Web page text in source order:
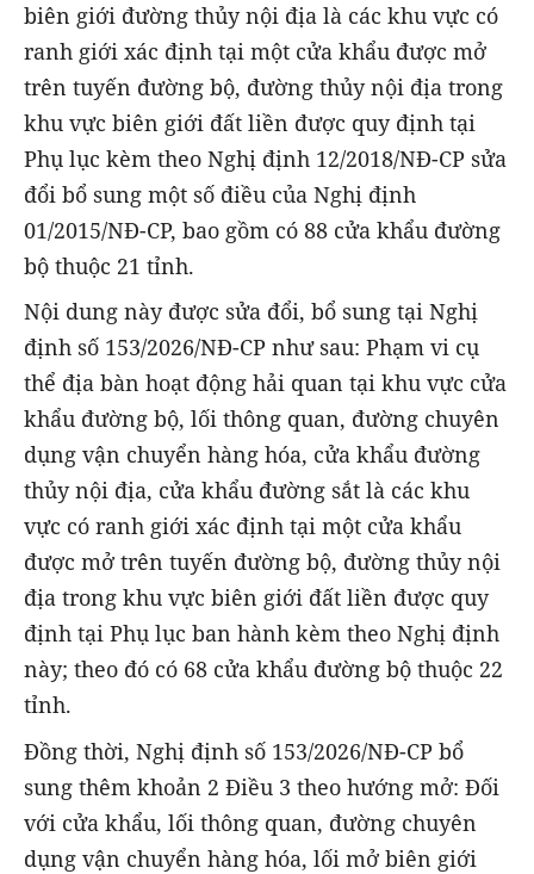
biên giới đường thủy nội địa là các khu vực có
ranh giới xác định tại một cửa khẩu được mở
trên tuyến đường bộ, đường thủy nội địa trong
khu vực biên giới đất liền được quy định tại
Phụ lục kèm theo Nghị định 12/2018/NĐ-CP sửa
đổi bổ sung một số điều của Nghị định
01/2015/NĐ-CP, bao gồm có 88 cửa khẩu đường
bộ thuộc 21 tỉnh.
Nội dung này được sửa đổi, bổ sung tại Nghị
định số 153/2026/NĐ-CP như sau: Phạm vi cụ
thể địa bàn hoạt động hải quan tại khu vực cửa
khẩu đường bộ, lối thông quan, đường chuyên
dụng vận chuyển hàng hóa, cửa khẩu đường
thủy nội địa, cửa khẩu đường sắt là các khu
vực có ranh giới xác định tại một cửa khẩu
được mở trên tuyến đường bộ, đường thủy nội
địa trong khu vực biên giới đất liền được quy
định tại Phụ lục ban hành kèm theo Nghị định
này; theo đó có 68 cửa khẩu đường bộ thuộc 22
tỉnh.
Đồng thời, Nghị định số 153/2026/NĐ-CP bổ
sung thêm khoản 2 Điều 3 theo hướng mở: Đối
với cửa khẩu, lối thông quan, đường chuyên
dụng vận chuyển hàng hóa, lối mở biên giới